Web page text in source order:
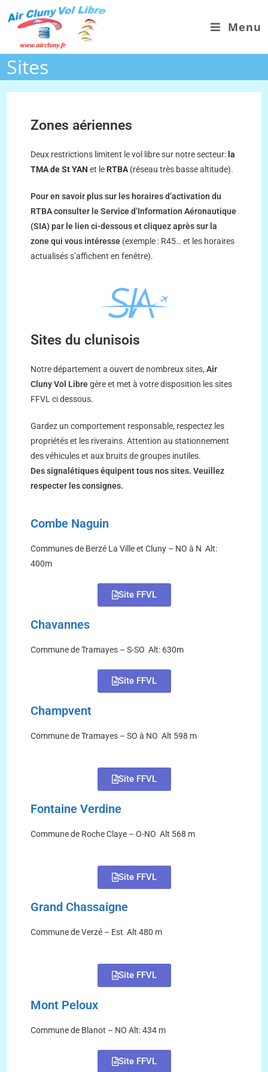
Menu
Sites
Zones aériennes
Deux restrictions limitent le vol libre sur notre secteur: la
TMA de St YANet le RTBA (réseau très basse altitude).
Pour en savoir plus sur les horaires d’activation du
RTBA consulter le Service d’Information Aéronautique
(SIA) par le lien ci-dessous et cliquez après sur la
zone qui vous intéresse (exemple : R45… et les horaires
actualisés s’affichent en fenêtre).
Sites du clunisois
Notre département a ouvert de nombreux sites,Air
Cluny Vol Libregère et met à votre disposition les sites
FFVL ci dessous.
Gardez un comportement responsable, respectez les
propriétés et les riverains. Attention au stationnement
des véhicules et aux bruits de groupes inutiles.
Des signalétiques équipent tous nos sites. Veuillez
respecter les consignes.
Combe Naguin
Communes de Berzé La Ville et Cluny – NO à N Alt:
400m
Site FFVL
Chavannes
Commune de Tramayes – S-SO Alt: 630m
Site FFVL
Champvent
Commune de Tramayes – SO à NO Alt 598 m
Site FFVL
Fontaine Verdine
Commune de Roche Claye – O-NO Alt 568 m
Site FFVL
Grand Chassaigne
Commune de Verzé – Est Alt 480 m
Site FFVL
Mont Peloux
Commune de Blanot – NO Alt: 434 m
Site FFVL